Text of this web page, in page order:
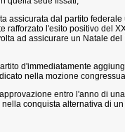
assicurata dal partito
rafforzato l'esito positivo del
ad assicurare un Natale
d'immediatamente
nella mozione
entro l'anno di
conquista alternativa di